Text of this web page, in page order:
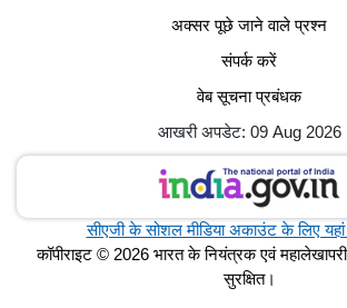
अक्सर पूछे जाने वाले प्रश्न
संपर्क करें
वेब सूचना प्रबंधक
आखरी अपडेट: 09 Aug 2026
सीएजी के सोशल मीडिया अकाउंट के लिए
कॉपीराइट © 2026 भारत के नियंत्रक एवं
सुरक्षित।